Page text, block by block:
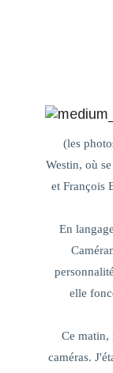
(les
Westin, où
et François
En
elle
Ce matin,
caméras.